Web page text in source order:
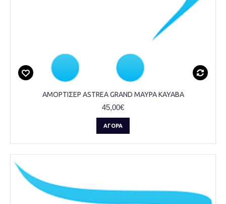
ΑΜΟΡΤΙΣΕΡ ASTREA GRAND ΜΑΥΡΑ KAYABA
45,00€
ΑΓΟΡΆ